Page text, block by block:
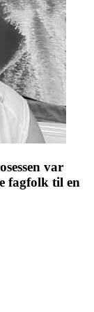
var
fagfolk til en